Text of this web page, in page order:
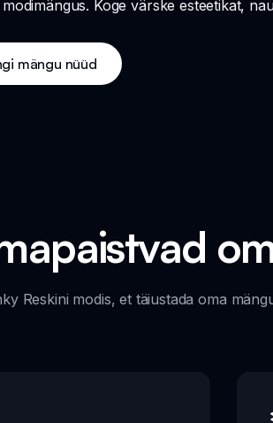
Koge värske esteetikat,
mängu nüüd
Reskini modis, et täiustada oma